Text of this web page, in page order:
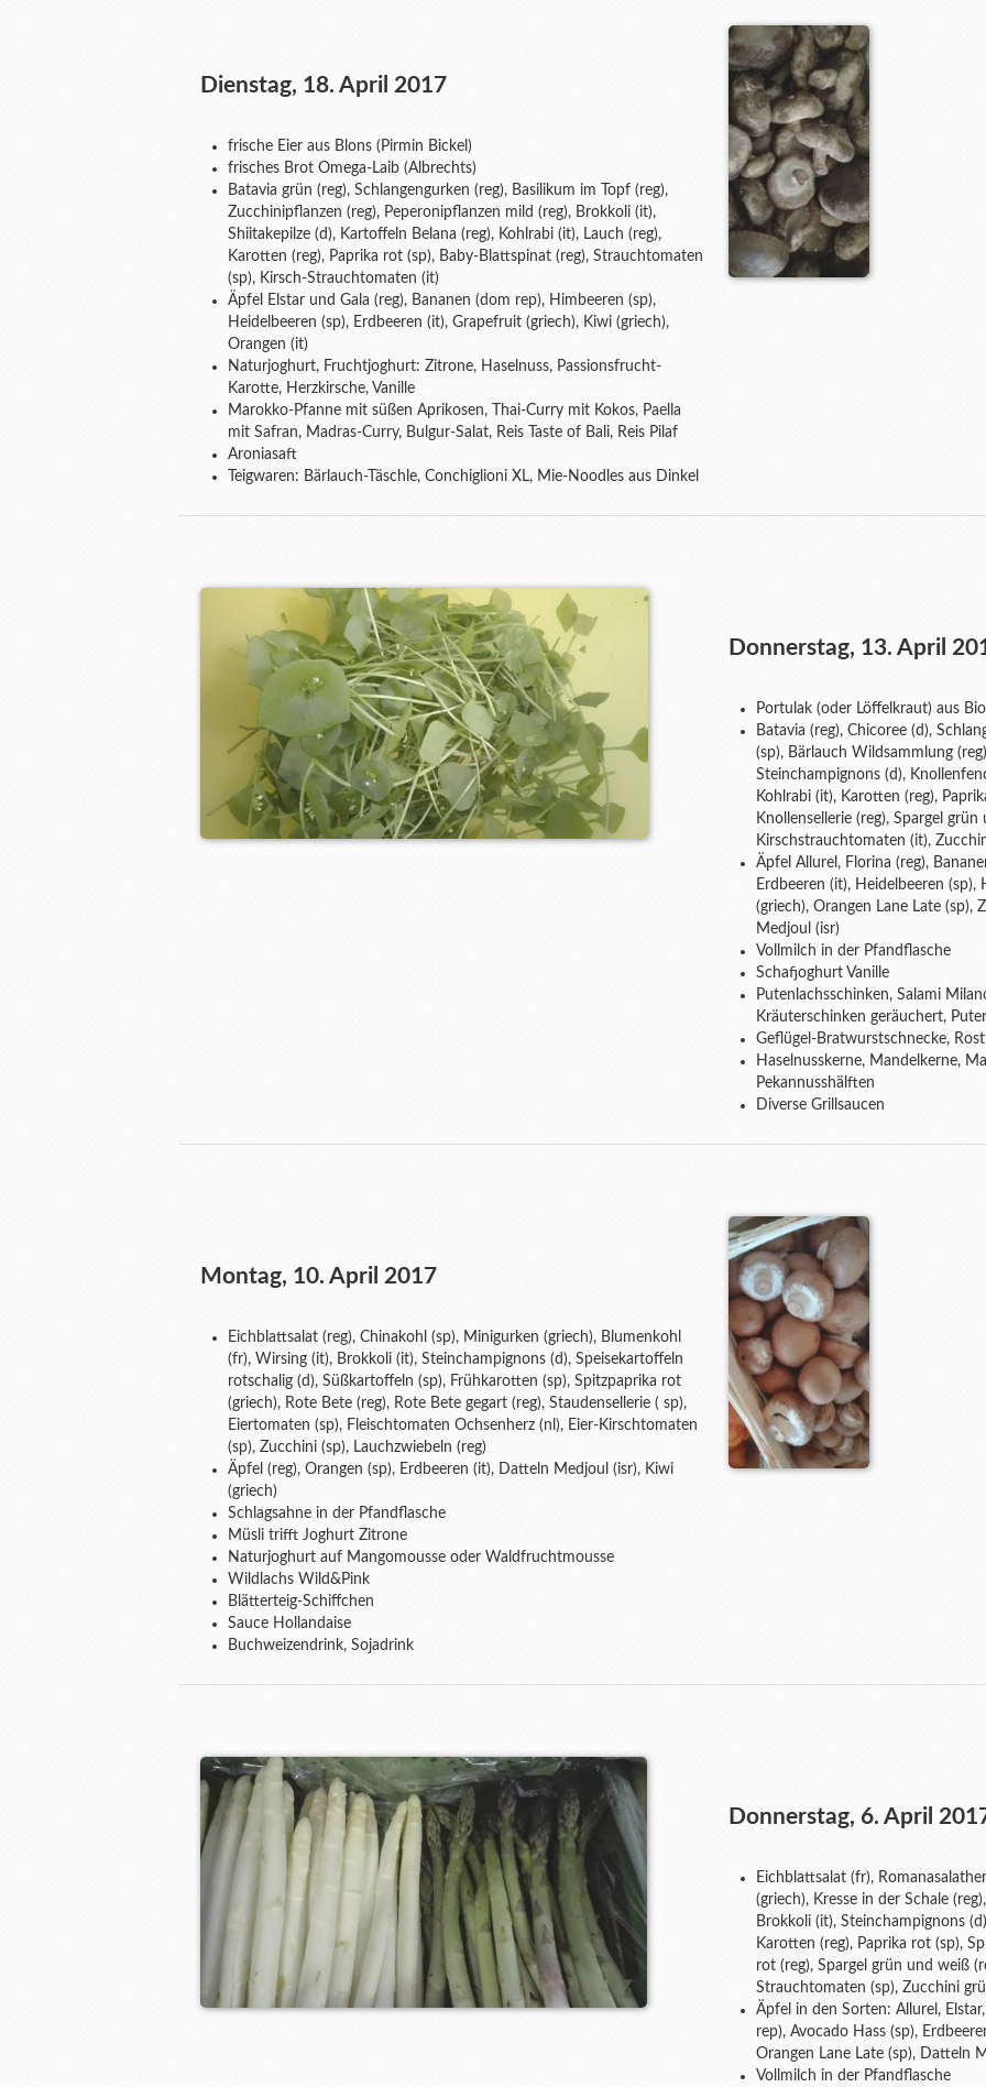
Dienstag, 18. April 2017
frische Eier aus Blons (Pirmin Bickel)
frisches Brot Omega-Laib (Albrechts)
Batavia grün (reg), Schlangengurken (reg), Basilikum im Topf (reg),
Zucchinipflanzen (reg), Peperonipflanzen mild (reg), Brokkoli (it),
Shiitakepilze (d), Kartoffeln Belana (reg), Kohlrabi (it), Lauch (reg),
Karotten (reg), Paprika rot (sp), Baby-Blattspinat (reg), Strauchtomaten
(sp), Kirsch-Strauchtomaten (it)
Äpfel Elstar und Gala (reg), Bananen (dom rep), Himbeeren (sp),
Heidelbeeren (sp), Erdbeeren (it), Grapefruit (griech), Kiwi (griech),
Orangen (it)
Naturjoghurt, Fruchtjoghurt: Zitrone, Haselnuss, Passionsfrucht-
Karotte, Herzkirsche, Vanille
Marokko-Pfanne mit süßen Aprikosen, Thai-Curry mit Kokos, Paella
mit Safran, Madras-Curry, Bulgur-Salat, Reis Taste of Bali, Reis Pilaf
Aroniasaft
Teigwaren: Bärlauch-Täschle, Conchiglioni XL, Mie-Noodles aus Dinkel
Donnerstag, 13. April
Portulak (oder Löffelkraut) aus
Batavia (reg), Chicoree (d),
(sp), Bärlauch Wildsammlung
Steinchampignons (d),
Kohlrabi (it), Karotten (reg),
Knollensellerie (reg), Spargel
Kirschstrauchtomaten (it),
Äpfel Allurel, Florina (reg),
Erdbeeren (it), Heidelbeeren
(griech), Orangen Lane Late
Medjoul (isr)
Vollmilch in der Pfandflasche
Schafjoghurt Vanille
Putenlachsschinken, Salami
Kräuterschinken geräuchert,
Geflügel-Bratwurstschnecke,
Haselnusskerne, Mandelkerne,
Pekannusshälften
Diverse Grillsaucen
Montag, 10. April 2017
Eichblattsalat (reg), Chinakohl (sp), Minigurken (griech), Blumenkohl
(fr), Wirsing (it), Brokkoli (it), Steinchampignons (d), Speisekartoffeln
rotschalig (d), Süßkartoffeln (sp), Frühkarotten (sp), Spitzpaprika rot
(griech), Rote Bete (reg), Rote Bete gegart (reg), Staudensellerie ( sp),
Eiertomaten (sp), Fleischtomaten Ochsenherz (nl), Eier-Kirschtomaten
(sp), Zucchini (sp), Lauchzwiebeln (reg)
Äpfel (reg), Orangen (sp), Erdbeeren (it), Datteln Medjoul (isr), Kiwi
(griech)
Schlagsahne in der Pfandflasche
Müsli trifft Joghurt Zitrone
Naturjoghurt auf Mangomousse oder Waldfruchtmousse
Wildlachs Wild&Pink
Blätterteig-Schiffchen
Sauce Hollandaise
Buchweizendrink, Sojadrink
Donnerstag, 6. April
Eichblattsalat (fr),
(griech), Kresse in der Schale
Brokkoli (it), Steinchampignons
Karotten (reg), Paprika rot (sp),
rot (reg), Spargel grün und weiß
Strauchtomaten (sp), Zucchini
Äpfel in den Sorten: Allurel,
rep), Avocado Hass (sp),
Orangen Lane Late (sp), Datteln
Vollmilch in der Pfandflasche